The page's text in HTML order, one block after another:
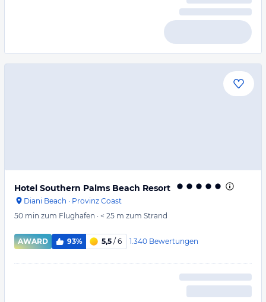
Hotel Southern Palms Beach Resort
Diani Beach · Provinz Coast
50 min zum Flughafen · < 25 m zum Strand
AWARD 93% 5,5 / 6 1.340 Bewertungen